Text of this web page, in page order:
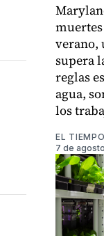
verano,
supera
reglas
agua,
los
EL
7 de